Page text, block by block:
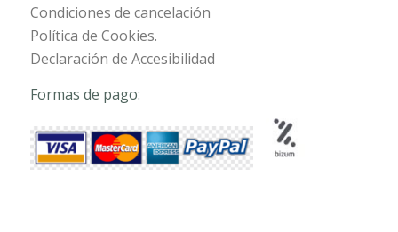
Condiciones de cancelación
Política de Cookies.
Declaración de Accesibilidad
Formas de pago: